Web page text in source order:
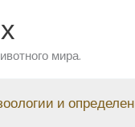
мира.
и